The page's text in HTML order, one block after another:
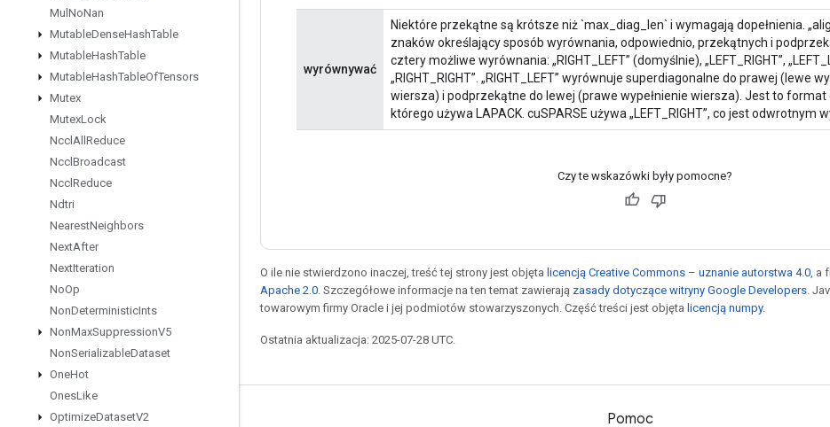
Mul NoNan
MutableDenseHashTable
MutableHashTable
MutableHashTableOfTensors
Mutex
MutexLock
Nccl All Reduce
Nccl Broadcast
Nccl Reduce
Ndtri
NearestNeighbors
NextAfter
NextIteration
NoOp
NonDeterministicInts
NonMaxSuppressionV5
NonSerializableDataset
OneHot
OnesLike
OptimizeDatasetV2
wyrównywać
Niektóre przekątne są krótsze niż `max_diag_len` i wymagają dopełnienia.
znaków określający sposób wyrównania, odpowiednio, przekątnych i
cztery możliwe wyrównania: „RIGHT_LEFT” (domyślnie), „LEFT_RIGHT”,
„RIGHT_RIGHT”. „RIGHT_LEFT” wyrównuje superdiagonalne do prawej (lewe
wiersza) i podprzekątne do lewej (prawe wypełnienie wiersza). Jest to format
którego używa LAPACK. cuSPARSE używa „LEFT_RIGHT”, co jest odwrotnym
Czy te wskazówki były pomocne?
O ile nie stwierdzono inaczej, treść tej strony jest objęta licencją Creative Commons – uznanie autorstwa 4.0 ,
Apache 2.0 . Szczegółowe informacje na ten temat zawierają zasady dotyczące witryny Google Developers .
towarowym firmy Oracle i jej podmiotów stowarzyszonych. Część treści jest objęta licencją numpy.
Ostatnia aktualizacja: 2025-07-28 UTC.
Pozostawaj w kontakcie Pomoc